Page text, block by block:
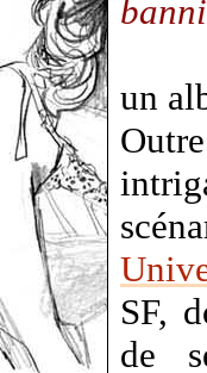
un
SF,
de